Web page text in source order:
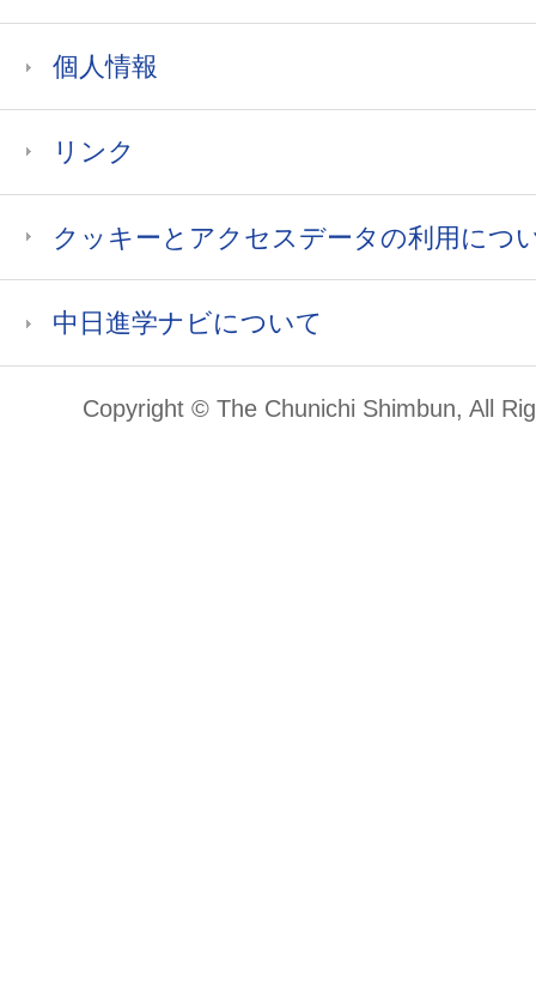
個人情報
リンク
クッキーとアクセスデータの利用につ
中日進学ナビについて
Copyright © The Chunichi Shimbun, All